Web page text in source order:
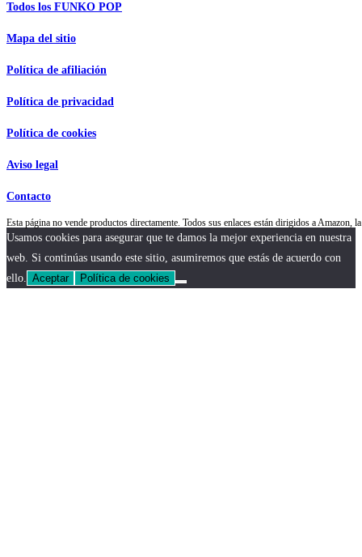
Todos los FUNKO POP
Mapa del sitio
Política de afiliación
Política de privacidad
Política de cookies
Aviso legal
Contacto
Esta página no vende productos directamente. Todos sus enlaces están dirigidos a
Usamos cookies para asegurar que te damos la mejor experiencia en nuestra
web. Si continúas usando este sitio, asumiremos que estás de acuerdo con
ello. Aceptar Política de cookies